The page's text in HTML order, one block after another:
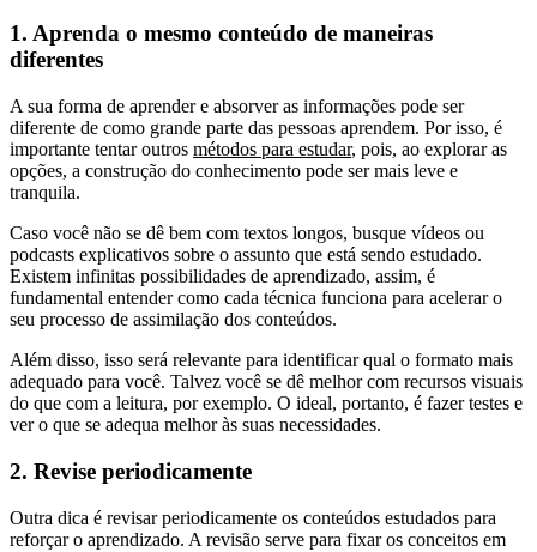
1. Aprenda o mesmo conteúdo de maneiras
diferentes
A sua forma de aprender e absorver as informações pode ser
diferente de como grande parte das pessoas aprendem. Por isso, é
importante tentar outros métodos para estudar, pois, ao explorar as
opções, a construção do conhecimento pode ser mais leve e
tranquila.
Caso você não se dê bem com textos longos, busque vídeos ou
podcasts explicativos sobre o assunto que está sendo estudado.
Existem infinitas possibilidades de aprendizado, assim, é
fundamental entender como cada técnica funciona para acelerar o
seu processo de assimilação dos conteúdos.
Além disso, isso será relevante para identificar qual o formato mais
adequado para você. Talvez você se dê melhor com recursos visuais
do que com a leitura, por exemplo. O ideal, portanto, é fazer testes e
ver o que se adequa melhor às suas necessidades.
2. Revise periodicamente
Outra dica é revisar periodicamente os conteúdos estudados para
reforçar o aprendizado. A revisão serve para fixar os conceitos em